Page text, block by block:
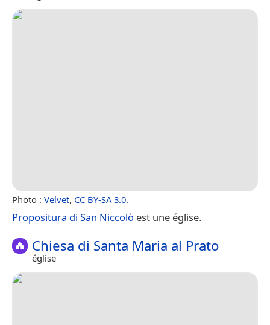
Photo : Velvet, CC BY-SA 3.0.
Propositura di San Niccolò est une église.
Chiesa di Santa Maria al Prato
église